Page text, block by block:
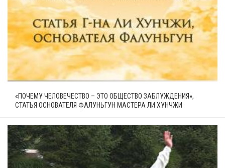
«ПОЧЕМУ ЧЕЛОВЕЧЕСТВО – ЭТО ОБЩЕСТВО ЗАБЛУЖДЕНИЯ»,
СТАТЬЯ ОСНОВАТЕЛЯ ФАЛУНЬГУН МАСТЕРА ЛИ ХУНЧЖИ